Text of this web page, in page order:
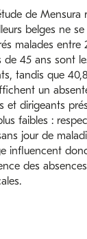
de Mensura
belges ne
malades entre
de 45 ans sont
tandis que
un
et dirigeants
faibles :
jour de
influencent
des